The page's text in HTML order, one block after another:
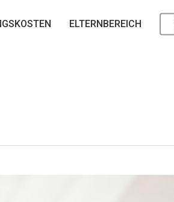
ELTERNBEREICH